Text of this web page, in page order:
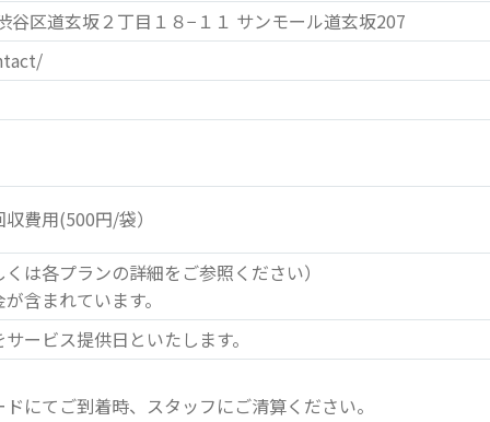
区道玄坂２丁目１８−１１ サンモール道玄坂207
費用(500円/袋）
は各プランの詳細をご参照ください）
含まれています。
ービス提供日といたします。
にてご到着時、スタッフにご清算ください。